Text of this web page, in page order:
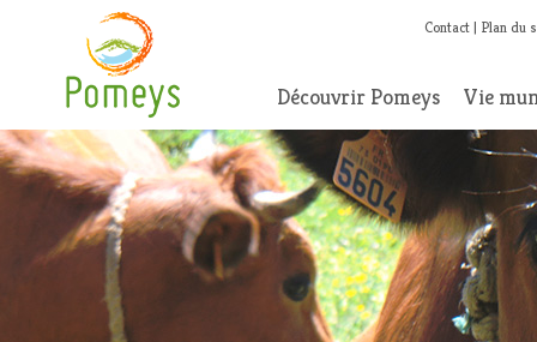
Contact Plan du
Découvrir Pomeys Vie